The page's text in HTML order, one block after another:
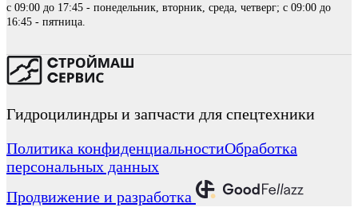
с 09:00 до 17:45 - понедельник, вторник, среда, четверг; с 09:00 до
16:45 - пятница.
Гидроцилиндры и запчасти для спецтехники
Политика конфиденциальностиОбработка
персональных данных
Продвижение и разработка